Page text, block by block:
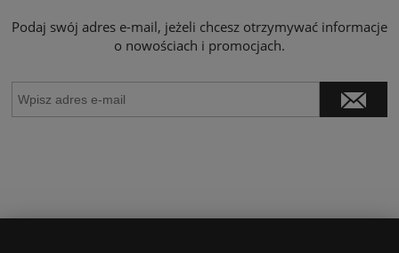
Podaj swój adres e-mail, jeżeli chcesz otrzymywać informacje
o nowościach i promocjach.